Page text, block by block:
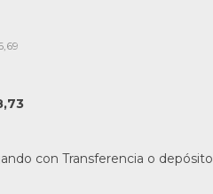
con Transferencia o depósito